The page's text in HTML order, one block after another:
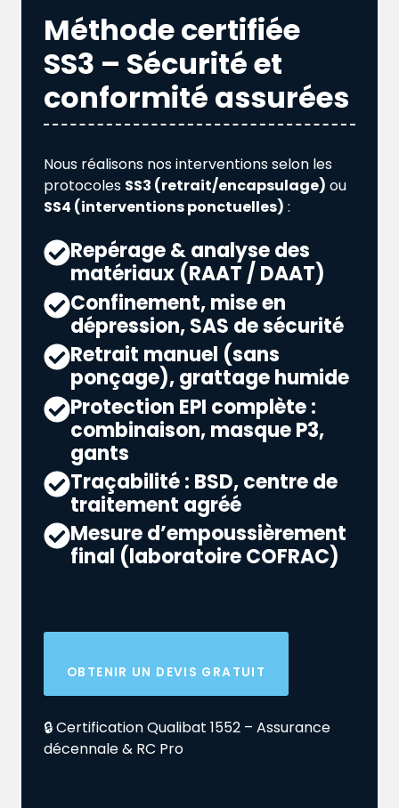
Méthode certifiée
SS3 – Sécurité et
conformité assurées
Nous réalisons nos interventions selon les
protocoles SS3 (retrait/encapsulage) ou
SS4 (interventions ponctuelles) :
Repérage & analyse des
matériaux (RAAT / DAAT)
Confinement, mise en
dépression, SAS de sécurité
Retrait manuel (sans
ponçage), grattage humide
Protection EPI complète :
combinaison, masque P3,
gants
Traçabilité : BSD, centre de
traitement agréé
Mesure d’empoussièrement
final (laboratoire COFRAC)
OBTENIR UN DEVIS GRATUIT
🔒 Certification Qualibat 1552 – Assurance
décennale & RC Pro